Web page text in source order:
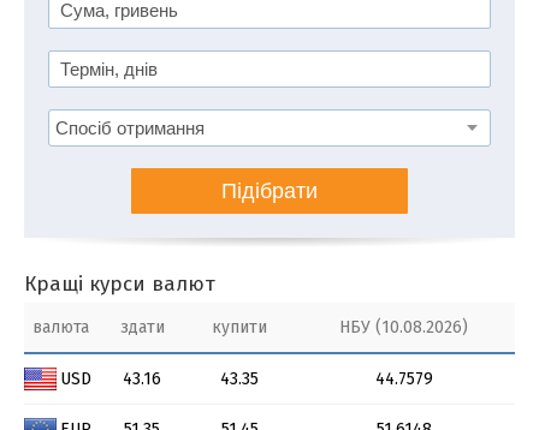
Підібрати
Кращі курси валют
валюта здати купити НБУ (10.08.2026)
USD 43.16 43.35 44.7579